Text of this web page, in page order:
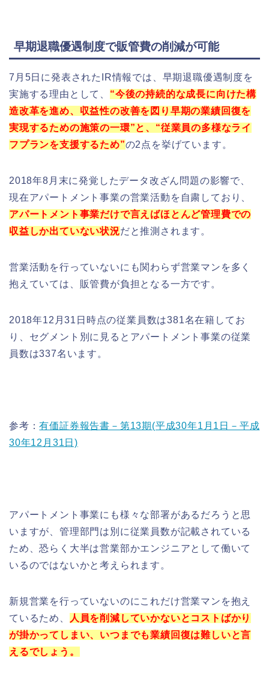
早期退職優遇制度で販管費の削減が可能
7月5日に発表されたIR情報では、早期退職優遇制度を
実施する理由として、 “今後の持続的な成長に向けた構
造改革を進め、収益性の改善を図り早期の業績回復を
実現するための施策の一環”と、“従業員の多様なライ
フプランを支援するため”の2点を挙げています。
2018年8月末に発覚したデータ改ざん問題の影響で、
現在アパートメント事業の営業活動を自粛しており、
アパートメント事業だけで言えばほとんど管理費での
収益しか出ていない状況だと推測されます。
営業活動を行っていないにも関わらず営業マンを多く
抱えていては、販管費が負担となる一方です。
2018年12月31日時点の従業員数は381名在籍してお
り、セグメント別に見るとアパートメント事業の従業
員数は337名います。
参考：有価証券報告書－第13期(平成30年1月1日－平成
30年12月31日)
アパートメント事業にも様々な部署があるだろうと思
いますが、管理部門は別に従業員数が記載されている
ため、恐らく大半は営業部かエンジニアとして働いて
いるのではないかと考えられます。
新規営業を行っていないのにこれだけ営業マンを抱え
ているため、
人員を削減していかないとコストばかり
が掛かってしまい、いつまでも業績回復は難しいと言
えるでしょう。